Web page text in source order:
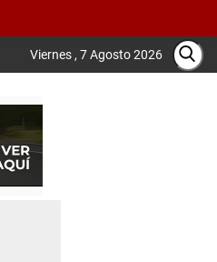
Viernes , 7 Agosto 2026